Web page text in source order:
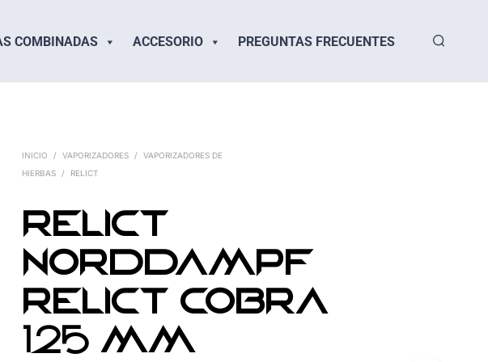
COMBINADAS ACCESORIO PREGUNTAS FRECUENTES
INICIO / VAPORIZADORES /
VAPORIZADORES DE
HIERBAS
/ RELICT
Relict
Norddampf
Relict Cobra
125 mm